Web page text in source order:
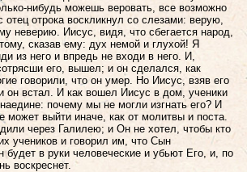
нибудь можешь веровать, все возможно
отрока воскликнул со слезами: верую,
неверию. Иисус, видя, что сбегается народ,
сказав ему: дух немой и глухой! Я
из него и впредь не входи в него. И,
его, вышел; и он сделался, как
говорили, что он умер. Но Иисус, взяв его
он встал. И как вошел Иисус в дом, ученики
почему мы не могли изгнать его? И
может выйти иначе, как от молитвы и поста.
через Галилею; и Он не хотел, чтобы кто
учеников и говорил им, что Сын
будет в руки человеческие и убьют Его, и, по
воскреснет.